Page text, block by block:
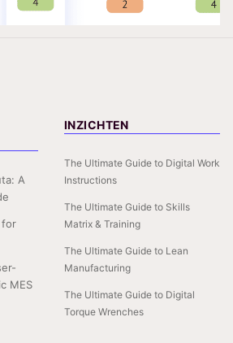
A
for
MES
INZICHTEN
The Ultimate Guide to Digital Work
Instructions
The Ultimate Guide to Skills
Matrix & Training
The Ultimate Guide to Lean
Manufacturing
The Ultimate Guide to Digital
Torque Wrenches